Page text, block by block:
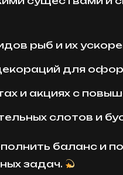
рыб и их
для
и акциях с
слотов и
баланс и
задач.